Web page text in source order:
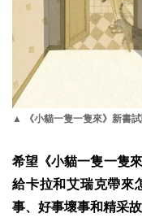
▲ 《小貓一隻一隻來》新書
希望《小貓一隻一隻
給卡拉和艾瑞克帶來
事、好事壞事和精采